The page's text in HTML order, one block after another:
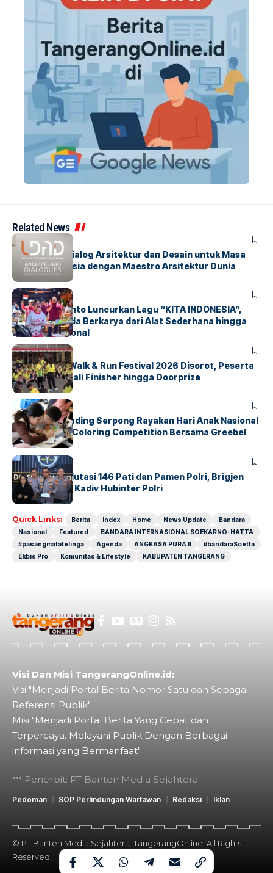
Related News
BERITAHOME
LDAD 2026: Dialog Arsitektur dan Desain untuk Masa
Depan Indonesia dengan Maestro Arsitektur Dunia
BERITAINDEX
Marissa Sutanto Luncurkan Lagu “KITA INDONESIA”,
Ajak Anak Muda Berkarya dari Alat Sederhana hingga
Musik Tradisional
BERITAINDEX
Tangsel Fun Walk & Run Festival 2026 Disorot, Peserta
Keluhkan Medali Finisher hingga Doorprize
BERITAINDEX
Atria Hotel Gading Serpong Rayakan Hari Anak Nasional
Lewat Family Coloring Competition Bersama Greebel
Indonesia
BERITA
Mabes Polri Mutasi 146 Pati dan Pamen Polri, Brigjen
Untung Jabat Kadiv Hubinter Polri
Quick Links: Berita Index Home News Update
Bandara
Nasional
Featured
BANDARA INTERNASIONAL SOEKARNO-HATTA
#pasangmatatelinga
Agenda ANGKASA PURA II
#bandaraSoetta
Ekbis Pro
Komunitas & Lifestyle KABUPATEN TANGERANG
Visi Dan Misi TangerangOnline.id:
Visi "Menjadi Portal Berita Nomor Satu dan Sebagai
Referensi Publik"
Misi "Menjadi Portal Berita Yang Cepat dan
Terpercaya. Melayani Publik Dengan Berbagai
informasi yang Bermanfaat"
Penerbit: PT Banten Media Sejahtera
Pedoman SOP Perlindungan Wartawan Redaksi Iklan
© PT Banten Media Sejahtera. TangerangOnline. All Rights
Reserved.